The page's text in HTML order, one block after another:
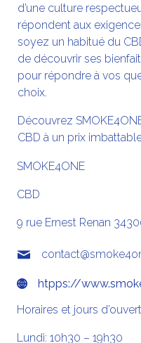
d’une culture
répondent aux
soyez un habitué du
de découvrir ses
pour répondre à vos
choix.
Découvrez
CBD à un prix
SMOKE4ONE
CBD
9 rue Ernest Renan
htpps://
Horaires et jours
Lundi: 10h30 – 19h30